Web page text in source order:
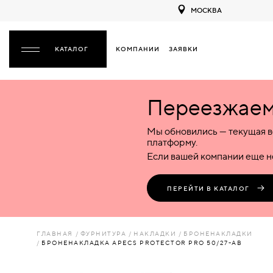
МОСКВА
КОМПАНИИ ЗАЯВКИ
НАЗАД
ПЛАСТИКОВЫЕ
ЛЮКИ
Межкомнатные
Деревянные
Пластиковые
Комбинированные
Входные
Металлические
Пластиковые
Стеклянные
Комбинированные
Специализированные
Металлические
Пластиковые
Стеклянные
Комбинированные
Мы обновились — текущая
платформу.
Если вашей компании еще
ПЕРЕЙТИ В КАТАЛОГ
ГЛАВНАЯ ФУРНИТУРА НАКЛАДКИ
БРОНЕНАКЛАДКИ
БРОНЕНАКЛАДКА APECS PROTECTOR PRO 50/27-AB